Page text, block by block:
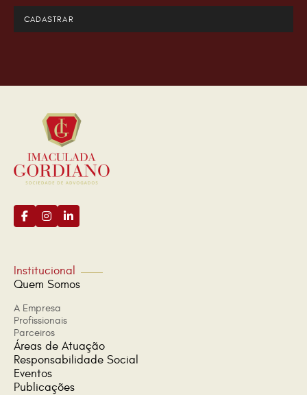
Institucional
Quem Somos
A Empresa
Profissionais
Parceiros
Áreas de Atuação
Responsabilidade Social
Eventos
Publicações